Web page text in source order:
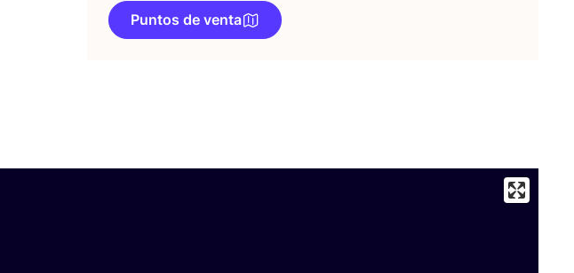
Puntos de venta